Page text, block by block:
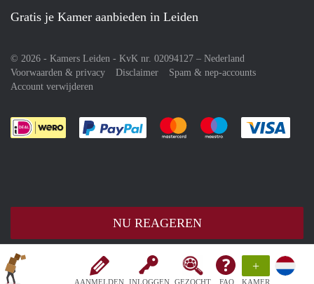
AANMELDEN INLOGGEN GEZOCHT FAQ
+
KAMER
NU REAGEREN
Gratis je Kamer aanbieden in Leiden
© 2026 - Kamers Leiden - KvK nr. 02094127 – Nederland
Voorwaarden & privacy
Disclaimer
Spam & nep-accounts
Account verwijderen
Je rekent gemakkelijk af met Paypal
Je rekent gemakkelijk af met
Je rekent